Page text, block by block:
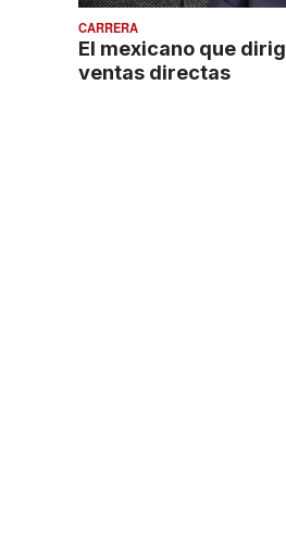
CARRERA
El mexicano que
ventas directas